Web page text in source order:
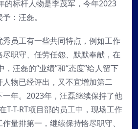
的标杆人物是李茂军，今年2023
：汪磊。
员工有一些共同特点，例如工作
职守、任劳任怨、默默奉献，在
汪磊的“业绩”和“态度”给人留下
物已经评出，又不宜增加第二
年。2023年，汪磊继续保持了他
T-T-RT项目部的员工中，现场工作
量排第一，继续保持恪尽职守、